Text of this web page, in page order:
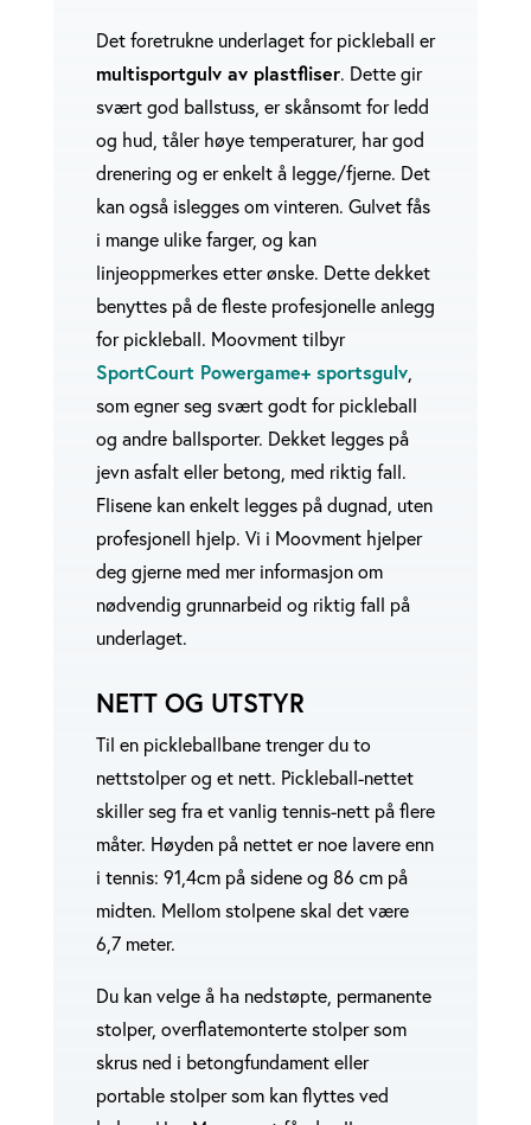
Det foretrukne underlaget for pickleball er
multisportgulv av plastfliser. Dette gir
svært god ballstuss, er skånsomt for ledd
og hud, tåler høye temperaturer, har god
drenering og er enkelt å legge/fjerne. Det
kan også islegges om vinteren. Gulvet fås
i mange ulike farger, og kan
linjeoppmerkes etter ønske. Dette dekket
benyttes på de fleste profesjonelle anlegg
for pickleball. Moovment tilbyr
SportCourt Powergame+ sportsgulv,
som egner seg svært godt for pickleball
og andre ballsporter. Dekket legges på
jevn asfalt eller betong, med riktig fall.
Flisene kan enkelt legges på dugnad, uten
profesjonell hjelp. Vi i Moovment hjelper
deg gjerne med mer informasjon om
nødvendig grunnarbeid og riktig fall på
underlaget.
NETT OG UTSTYR
Til en pickleballbane trenger du to
nettstolper og et nett. Pickleball-nettet
skiller seg fra et vanlig tennis-nett på flere
måter. Høyden på nettet er noe lavere enn
i tennis: 91,4cm på sidene og 86 cm på
midten. Mellom stolpene skal det være
6,7 meter.
Du kan velge å ha nedstøpte, permanente
stolper, overflatemonterte stolper som
skrus ned i betongfundament eller
portable stolper som kan flyttes ved